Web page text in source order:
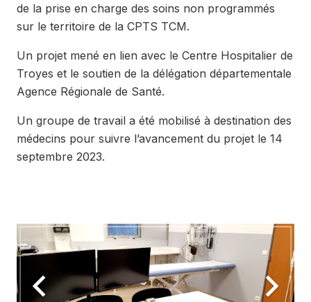
de la prise en charge des soins non programmés
sur le territoire de la CPTS TCM.
Un projet mené en lien avec le Centre Hospitalier de
Troyes et le soutien de la délégation départementale
Agence Régionale de Santé.
Un groupe de travail a été mobilisé à destination des
médecins pour suivre l’avancement du projet le 14
septembre 2023.